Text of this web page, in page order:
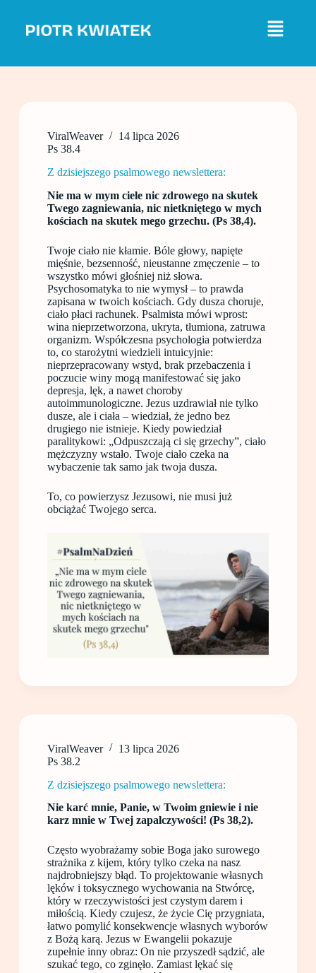
j
ViralWeaver
14 lipca 2026
Ps 38.4
Z dzisiejszego psalmowego newslettera:
Nie ma w mym ciele nic zdrowego na skutek
Twego zagniewania, nic nietkniętego w mych
kościach na skutek mego grzechu. (Ps 38,4).
Twoje ciało nie kłamie. Bóle głowy, napięte
mięśnie, bezsenność, nieustanne zmęczenie – to
wszystko mówi głośniej niż słowa.
Psychosomatyka to nie wymysł – to prawda
zapisana w twoich kościach. Gdy dusza choruje,
ciało płaci rachunek. Psalmista mówi wprost:
wina nieprzetworzona, ukryta, tłumiona, zatruwa
organizm. Współczesna psychologia potwierdza
to, co starożytni wiedzieli intuicyjnie:
nieprzepracowany wstyd, brak przebaczenia i
poczucie winy mogą manifestować się jako
depresja, lęk, a nawet choroby
autoimmunologiczne. Jezus uzdrawiał nie tylko
dusze, ale i ciała – wiedział, że jedno bez
drugiego nie istnieje. Kiedy powiedział
paralitykowi: „Odpuszczają ci się grzechy”, ciało
mężczyzny wstało. Twoje ciało czeka na
wybaczenie tak samo jak twoja dusza.
To, co powierzysz Jezusowi, nie musi już
obciążać Twojego serca.
ViralWeaver
13 lipca 2026
Ps 38.2
Z dzisiejszego psalmowego newslettera:
Nie karć mnie, Panie, w Twoim gniewie i nie
karz mnie w Twej zapalczywości! (Ps 38,2).
Często wyobrażamy sobie Boga jako surowego
strażnika z kijem, który tylko czeka na nasz
najdrobniejszy błąd. To projektowanie własnych
lęków i toksycznego wychowania na Stwórcę,
który w rzeczywistości jest czystym darem i
miłością. Kiedy czujesz, że życie Cię przygniata,
łatwo pomylić konsekwencje własnych wyborów
z Bożą karą. Jezus w Ewangelii pokazuje
zupełnie inny obraz: On nie przyszedł sądzić, ale
szukać tego, co zginęło. Zamiast lękać się